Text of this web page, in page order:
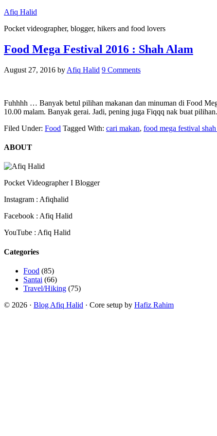
Afiq Halid
Pocket videographer, blogger, hikers and food lovers
Food Mega Festival 2016 : Shah Alam
August 27, 2016 by Afiq Halid 9 Comments
Fuhhhh … Banyak betul pilihan makanan dan minuman di Food
10.00 malam. Banyak gerai. Jadi, pening juga Fiqqq nak buat
Filed Under: Food Tagged With: cari makan, food mega festival
ABOUT
Pocket Videographer I Blogger
Instagram : Afiqhalid
Facebook : Afiq Halid
YouTube : Afiq Halid
Categories
Food (85)
Santai (66)
Travel/Hiking (75)
© 2026 · Blog Afiq Halid · Core setup by Hafiz Rahim